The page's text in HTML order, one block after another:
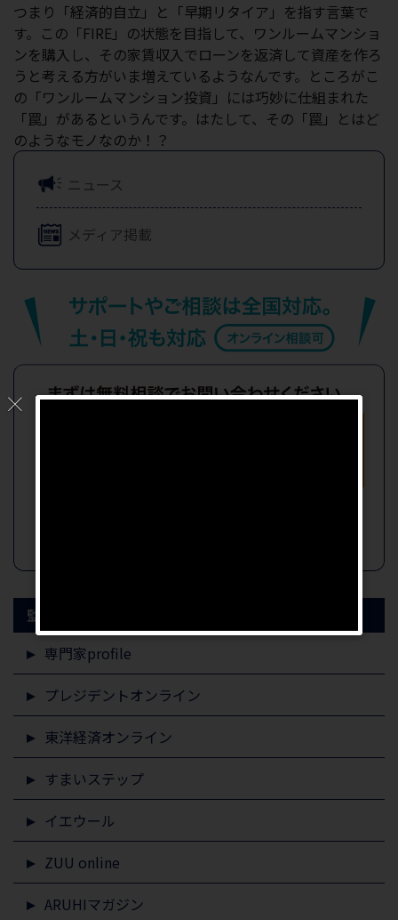
つまり「経済的自立」と「早期リタイア」を指す言葉で
す。この「FIRE」の状態を目指して、ワンルームマンショ
ンを購入し、その家賃収入でローンを返済して資産を作ろ
うと考える方がいま増えているようなんです。ところがこ
の「ワンルームマンション投資」には巧妙に仕組まれた
「罠」があるというんです。はたして、その「罠」とはど
のようなモノなのか！？
ニュース
メディア掲載
監修記事掲載メディア
専門家profile
プレジデントオンライン
東洋経済オンライン
すまいステップ
イエウール
ZUU online
ARUHIマガジン